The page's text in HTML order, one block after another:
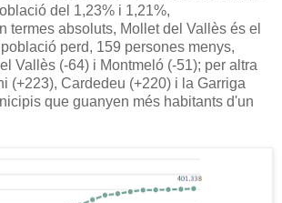
del 1,23% i 1,21%,
termes absoluts, Mollet del Vallès és el
perd, 159 persones menys,
Vallès (-64) i Montmeló (-51); per altra
(+223), Cardedeu (+220) i la Garriga
que guanyen més habitants d'un